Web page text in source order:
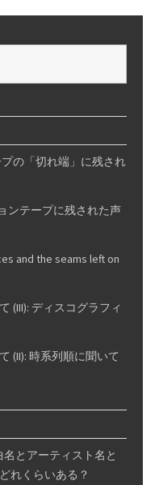
プの「切れ端」に残され
ンテープに残された声
and the seams left on
(III): ディスコグラフィ
(II): 時系列順に聞いて
名とアーティスト名と
れくらいある？